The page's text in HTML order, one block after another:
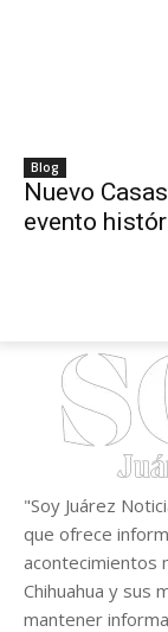
Blog
Nuevo
evento
"Soy Juárez
que ofrece
acontecimientos
Chihuahua y sus
mantener